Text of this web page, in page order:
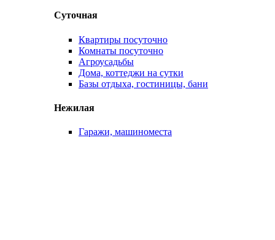
Суточная
Квартиры посуточно
Комнаты посуточно
Агроусадьбы
Дома, коттеджи на сутки
Базы отдыха, гостиницы, бани
Нежилая
Гаражи, машиноместа